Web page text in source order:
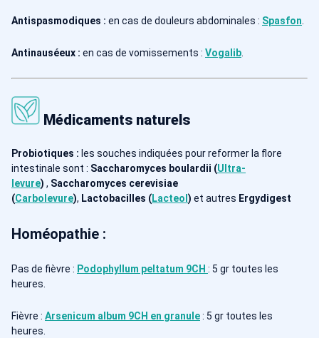
Antispasmodiques : en cas de douleurs abdominales : Spasfon.
Antinauséeux : en cas de vomissements : Vogalib.
Médicaments naturels
Probiotiques : les souches indiquées pour reformer la flore
intestinale sont : Saccharomyces boulardii (Ultra-
levure) , Saccharomyces cerevisiae
(Carbolevure), Lactobacilles (Lacteol ) et autres Ergydigest
Homéopathie :
Pas de fièvre : Podophyllum peltatum 9CH : 5 gr toutes les
heures.
Fièvre : Arsenicum album 9CH en granule: 5 gr toutes les
heures.